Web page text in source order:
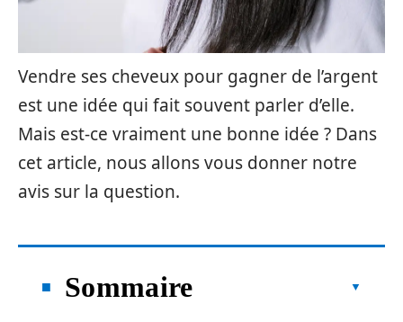
Vendre ses cheveux pour gagner de l’argent
est une idée qui fait souvent parler d’elle.
Mais est-ce vraiment une bonne idée ? Dans
cet article, nous allons vous donner notre
avis sur la question.
Sommaire